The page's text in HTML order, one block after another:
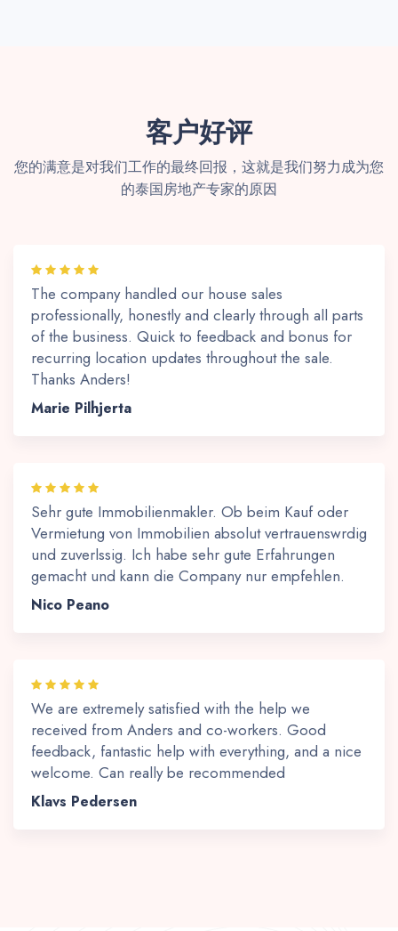
客户好评
您的满意是对我们工作的最终回报，这就是我们努力成为您
的泰国房地产专家的原因
The company handled our house sales
professionally, honestly and clearly through all parts
of the business. Quick to feedback and bonus for
recurring location updates throughout the sale.
Thanks Anders!
Marie Pilhjerta
Sehr gute Immobilienmakler. Ob beim Kauf oder
Vermietung von Immobilien absolut vertrauenswrdig
und zuverlssig. Ich habe sehr gute Erfahrungen
gemacht und kann die Company nur empfehlen.
Nico Peano
We are extremely satisfied with the help we
received from Anders and co-workers. Good
feedback, fantastic help with everything, and a nice
welcome. Can really be recommended
Klavs Pedersen